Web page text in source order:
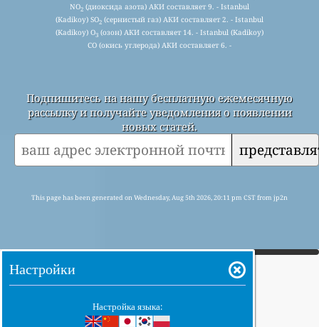
NO2(диоксида азота) АКИ составляет 9. - Istanbul
(Kadikoy) SO2(сернистый газ) АКИ составляет 2. - Istanbul
(Kadikoy) O3(озон) АКИ составляет 14. - Istanbul (Kadikoy)
CO (окись углерода) АКИ составляет 6. -
Подпишитесь на нашу бесплатную ежемесячную
рассылку и получайте уведомления о появлении
новых статей.
This page has been generated on Wednesday, Aug 5th 2026, 20:11 pm CST from jp2n
Настройки
Настройка языка: